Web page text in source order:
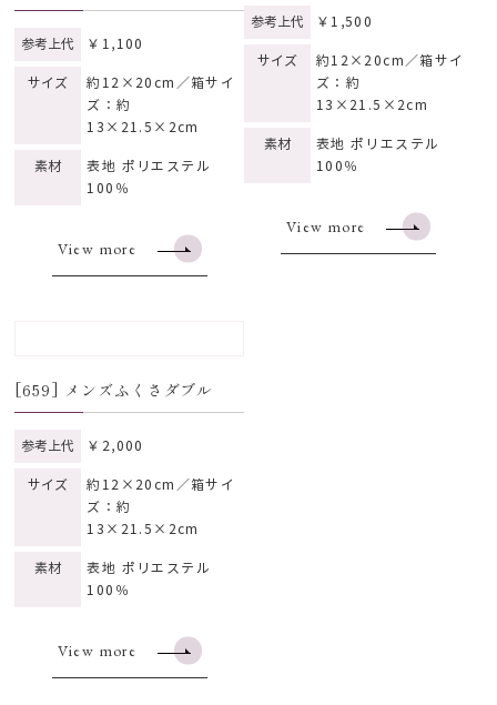
参考上代 ￥1,100
サイズ
約12×20cm／箱サイ
ズ：約
13×21.5×2cm
素材
表地 ポリエステル
100％
View more
参考上代 ￥1,500
サイズ
約12×20cm／箱サイ
ズ：約
13×21.5×2cm
素材
表地 ポリエステル
100％
View more
[659] メンズふくさダブル
参考上代 ￥2,000
サイズ
約12×20cm／箱サイ
ズ：約
13×21.5×2cm
素材
表地 ポリエステル
100％
View more